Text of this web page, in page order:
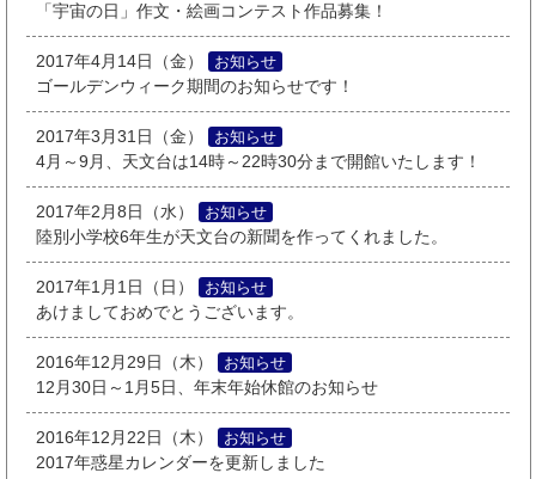
「宇宙の日」作文・絵画コンテスト作品募集！
2017年4月14日（金）
お知らせ
ゴールデンウィーク期間のお知らせです！
2017年3月31日（金）
お知らせ
4月～9月、天文台は14時～22時30分まで開館いたします！
2017年2月8日（水）
お知らせ
陸別小学校6年生が天文台の新聞を作ってくれました。
2017年1月1日（日）
お知らせ
あけましておめでとうございます。
2016年12月29日（木）
お知らせ
12月30日～1月5日、年末年始休館のお知らせ
2016年12月22日（木）
お知らせ
2017年惑星カレンダーを更新しました